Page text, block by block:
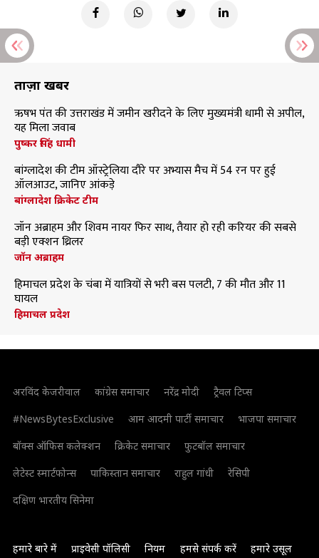
ताज़ा खबरें
ऋषभ पंत की उत्तराखंड में जमीन खरीदने के लिए मुख्यमंत्री धामी से अपील,
यह मिला जवाब
पुष्कर सिंह धामी
बांग्लादेश की टीम ऑस्ट्रेलिया दौरे पर अभ्यास मैच में 54 रन पर हुई
ऑलआउट, जानिए आंकड़े
बांग्लादेश क्रिकेट टीम
जॉन अब्राहम और शिवम नायर फिर साथ, तैयार हो रही करियर की सबसे
बड़ी एक्शन थ्रिलर
जॉन अब्राहम
हिमाचल प्रदेश के चंबा में यात्रियों से भरी बस पलटी, 7 की मौत और 11
घायल
हिमाचल प्रदेश
अरविंद केजरीवाल कांग्रेस समाचार नरेंद्र मोदी
ट्रैवल टिप्स
#NewsBytesExclusive
आम आदमी पार्टी समाचार
भाजपा समाचार
बॉक्स ऑफिस कलेक्शन
क्रिकेट समाचार
फुटबॉल समाचार
लेटेस्ट स्मार्टफोन्स
पाकिस्तान समाचार राहुल गांधी
रेसिपी
दक्षिण भारतीय सिनेमा
हमारे बारे में प्राइवेसी पॉलिसी नियम हमसे संपर्क करें हमारे उसूल